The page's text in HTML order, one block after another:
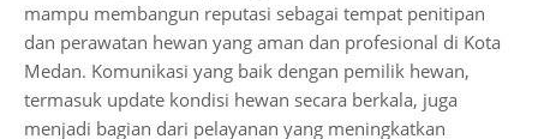
mampu membangun reputasi sebagai tempat penitipan
dan perawatan hewan yang aman dan profesional di Kota
Medan. Komunikasi yang baik dengan pemilik hewan,
termasuk update kondisi hewan secara berkala, juga
menjadi bagian dari pelayanan yang meningkatkan